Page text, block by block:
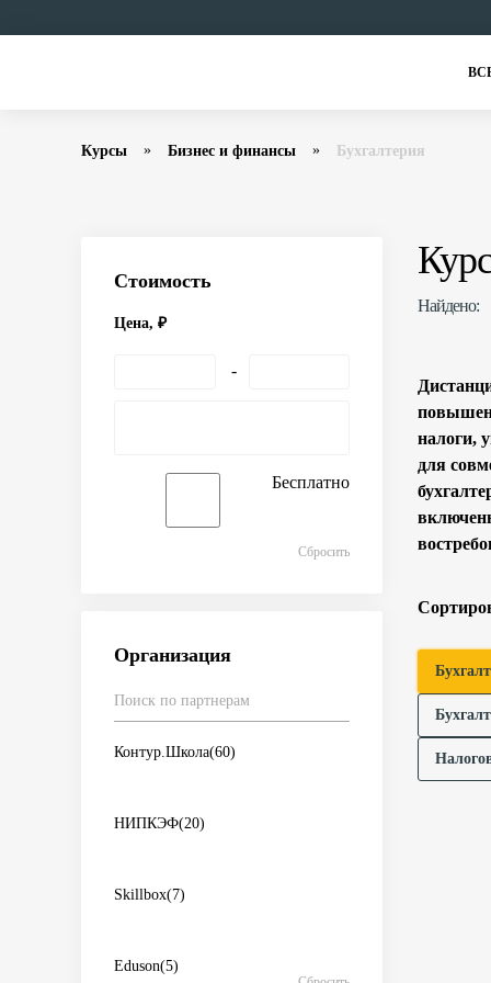
Курсы Бизнес и финансы Бухгалтерия
Стоимость
Цена, ₽
Бесплатно
Сбросить
Организация
Контур.Школа(60)
НИПКЭФ(20)
Skillbox(7)
Eduson(5)
Найдено:
налоги,
для